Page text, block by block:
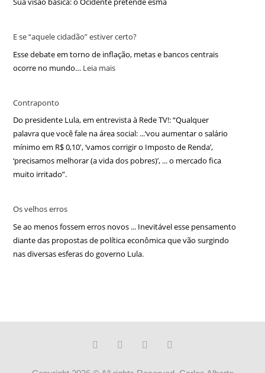
E se “aquele cidadão” estiver certo?
Esse debate em torno de inflação, metas e bancos centrais
ocorre no mundo… Leia mais
Contraponto
Do presidente Lula, em entrevista à Rede TV!: “Qualquer
palavra que você fale na área social: ...‘vou aumentar o salário
mínimo em R$ 0,10′, ‘vamos corrigir o Imposto de Renda’,
‘precisamos melhorar (a vida dos pobres)’, ... o mercado fica
muito irritado”.
Os velhos erros
Se ao menos fossem erros novos ... Inevitável esse pensamento
diante das propostas de política econômica que vão surgindo
nas diversas esferas do governo Lula.